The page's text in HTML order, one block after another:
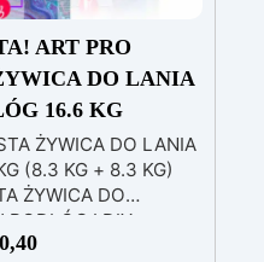
ART PRO
DO LANIA
16.6 KG
ŻYWICA DO LANIA
(8.3 KG + 8.3 KG)
ŻYWICA DO
PODŁÓG I DIY
żywica to